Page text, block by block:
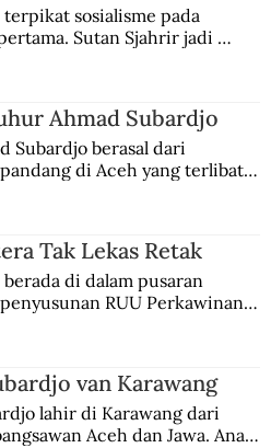
sosialisme pada
Sutan Sjahrir jadi
Ahmad Subardjo
Subardjo berasal dari
di Aceh yang terlibat
Tak Lekas Retak
di dalam pusaran
RUU Perkawinan.
van Karawang
lahir di Karawang dari
Aceh dan Jawa. Anak